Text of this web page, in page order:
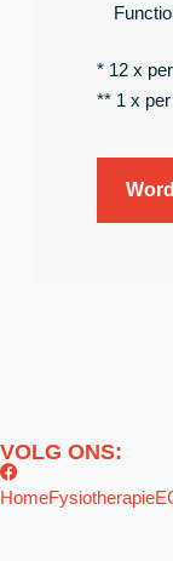
* 12 x
** 1 x
VOLG ONS:
HomeFysiotherapie